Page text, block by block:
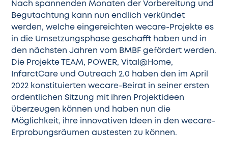
Nach spannenden Monaten der Vorbereitung und
Begutachtung kann nun endlich verkündet
werden, welche eingereichten wecare-Projekte es
in die Umsetzungsphase geschafft haben und in
den nächsten Jahren vom BMBF gefördert werden.
Die Projekte TEAM, POWER, Vital@Home,
InfarctCare und Outreach 2.0 haben den im April
2022 konstituiertenwecare-Beirat in seiner ersten
ordentlichen Sitzung mit ihren Projektideen
überzeugen können und haben nun die
Möglichkeit, ihre innovativen Ideen in den wecare-
Erprobungsräumen austesten zu können.